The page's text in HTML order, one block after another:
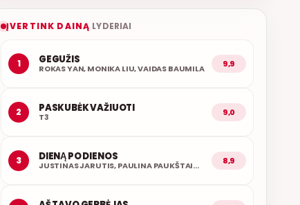
ĮVERTINK DAINĄ LYDERIAI
1 GEGUŽIS
ROKAS YAN, MONIKA LIU, VAIDAS BAUMILA 9,9
2 PASKUBĖK VAŽIUOTI
T3 9,0
3 DIENĄ PO DIENOS
JUSTINAS JARUTIS, PAULINA PAUKŠTAITYTĖ 8,9